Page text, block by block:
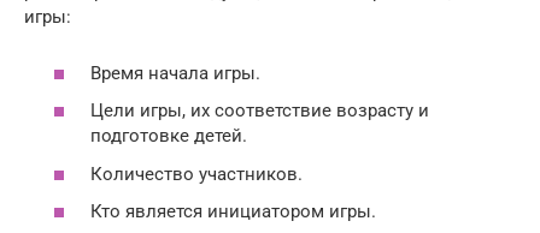
игры:
Время начала игры.
Цели игры, их соответствие возрасту и
подготовке детей.
Количество участников.
Кто является инициатором игры.